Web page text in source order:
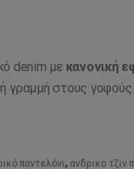
denim με κανονική
γραμμή στους γοφούς.
παντελόνι, ανδρικο τζιν